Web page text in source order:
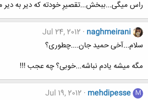
راس میگی...ببخش...تقصیرِ خودته که دیر به دیر
naghmeirani
Jul 24, 2012
سلام...آخی حمید جان....چطوری؟
مگه میشه یادم نباشه...خوبی؟ چه عجب !!!
M
mehdipesse
Jul 19, 2012